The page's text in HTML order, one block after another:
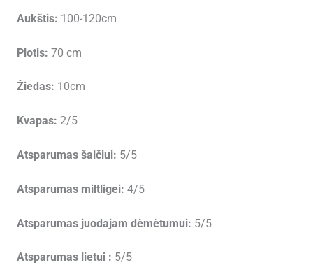
nuo
pabaigos
Aukštis: 100-120cm
Plotis: 70 cm
Žiedas: 10cm
Kvapas: 2/5
Atsparumas šalčiui: 5/5
Atsparumas miltligei: 4/5
Atsparumas juodajam dėmėtumui: 5/5
Atsparumas lietui : 5/5